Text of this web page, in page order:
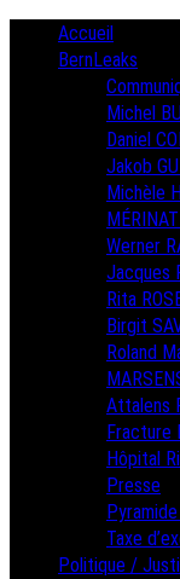
PrimaryAccueil
BernLeaks
Michel
Daniel
Jakob
Michèle
Werner
Jacques
Rita
Birgit
Roland
Attalens
Fracture
Hôpital
Presse
Taxe
Politique /